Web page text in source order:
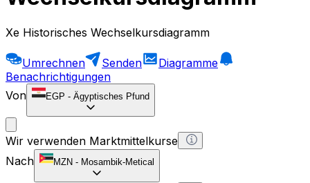
Xe Historisches Wechselkursdiagramm
Umrechnen Senden
Diagramme
Benachrichtigungen
Von
EGP - Ägyptisches Pfund
Wir verwenden Marktmittelkurse
Nach
MZN - Mosambik-Metical